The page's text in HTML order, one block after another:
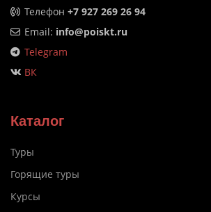
Телефон +7 927 269 26 94
Email: info@poiskt.ru
Telegram
ВК
Каталог
Туры
Горящие туры
Курсы